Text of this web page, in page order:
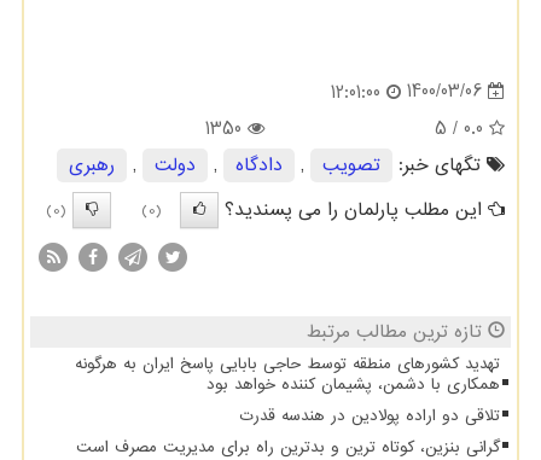
1400/03/06
12:01:00
0.0
/ 5
1350
تگهای خبر:
تصویب , دادگاه , دولت ,
رهبری
این مطلب پارلمان را می پسندید؟
(0)
(0)
تازه ترین مطالب مرتبط
تهدید کشورهای منطقه توسط حاجی بابایی پاسخ ایران به هرگونه
همکاری با دشمن، پشیمان کننده خواهد بود
تلاقی دو اراده پولادین در هندسه قدرت
گرانی بنزین، کوتاه ترین و بدترین راه برای مدیریت مصرف است